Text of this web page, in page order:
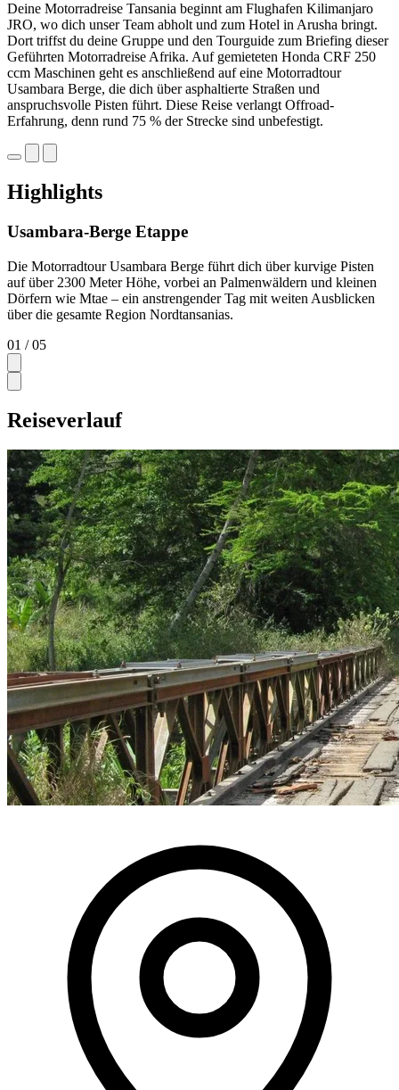
Deine Motorradreise Tansania beginnt am Flughafen Kilimanjaro
JRO, wo dich unser Team abholt und zum Hotel in Arusha bringt.
Dort triffst du deine Gruppe und den Tourguide zum Briefing dieser
Geführten Motorradreise Afrika. Auf gemieteten Honda CRF 250
ccm Maschinen geht es anschließend auf eine Motorradtour
Usambara Berge, die dich über asphaltierte Straßen und
anspruchsvolle Pisten führt. Diese Reise verlangt Offroad-
Erfahrung, denn rund 75 % der Strecke sind unbefestigt.
Highlights
Usambara-Berge Etappe
Die Motorradtour Usambara Berge führt dich über kurvige Pisten
auf über 2300 Meter Höhe, vorbei an Palmenwäldern und kleinen
Dörfern wie Mtae – ein anstrengender Tag mit weiten Ausblicken
über die gesamte Region Nordtansanias.
01 / 05
Reiseverlauf